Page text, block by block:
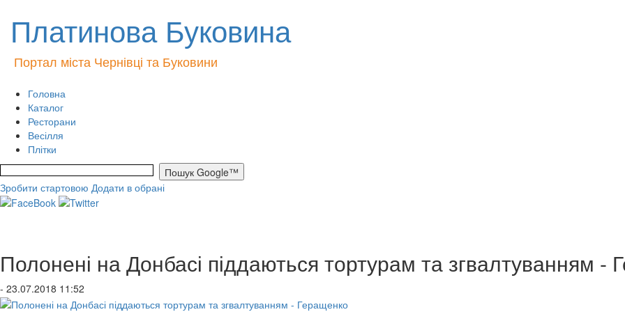
Платинова Буковина
Портал міста Чернівці та Буковини
Головна
Каталог
Ресторани
Весілля
Плітки
Зробити стартовою Додати в обрані
Полонені на Донбасі піддаються тортурам та згвалтуванням -
- 23.07.2018 11:52